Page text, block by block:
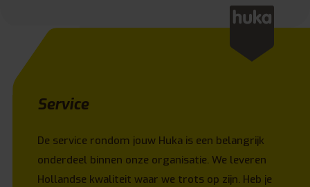
Service
De service rondom jouw Huka is een belangrijk
onderdeel binnen onze organisatie. We leveren
Hollandse kwaliteit waar we trots op zijn. Heb je